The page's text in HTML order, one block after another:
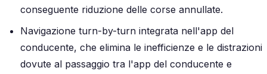
conseguente riduzione delle corse annullate.
Navigazione turn-by-turn integrata nell'app del
conducente, che elimina le inefficienze e le distrazioni
dovute al passaggio tra l'app del conducente e